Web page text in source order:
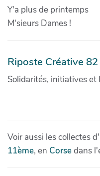
Y'a plus de printemps
M'sieurs Dames !
Riposte Créative 82
Solidarités, initiatives et
Voir aussi les collectes
11ème, en Corsedans